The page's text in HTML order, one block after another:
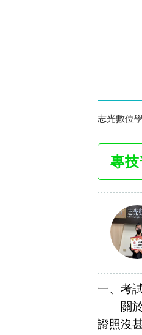
志光數位
專
一、考
關於
證照沒